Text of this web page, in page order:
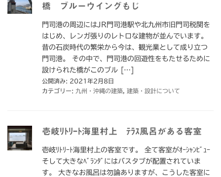
橋 ブルーウイングもじ
門司港の周辺にはJR門司港駅や北九州市旧門司税関を
はじめ、レンガ張りのレトロな建物が並んでいます。
昔の石炭時代の繁栄から今は、観光業として成り立つ
門司港。 その中で、門司港の回遊性をもたせるために
設けられた橋がこのブル […]
公開済み: 2021年2月8日
カテゴリー: 九州・沖縄の建築 建築・設計について
壱岐ﾘﾄﾘｰﾄ海里村上 ﾃﾗｽ風呂がある客室
壱岐ﾘﾄﾘｰﾄ海里村上の客室です。 全て客室がｵｰｼｬﾝﾋﾞｭｰ
そして大きなﾍﾞﾗﾝﾀﾞにはバスタブが配置されていま
す。 大きなお風呂は勿論ありますが、こうした客室に